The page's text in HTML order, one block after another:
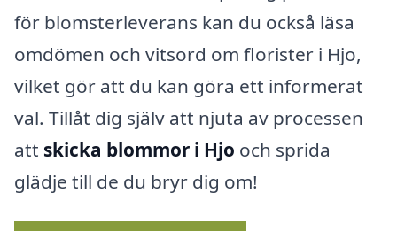
för blomsterleverans kan du också läsa
omdömen och vitsord om florister i Hjo,
vilket gör att du kan göra ett informerat
val. Tillåt dig själv att njuta av processen
att skicka blommor i Hjo och sprida
glädje till de du bryr dig om!